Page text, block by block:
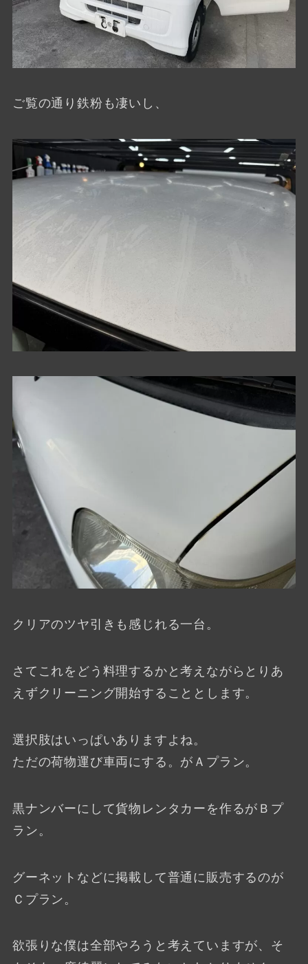
ご覧の通り鉄粉も凄いし、
クリアのツヤ引きも感じれる一台。
さてこれをどう料理するかと考えながらとりあ
えずクリーニング開始することとします。
選択肢はいっぱいありますよね。
ただの荷物運び車両にする。がＡプラン。
黒ナンバーにして貨物レンタカーを作るがＢプ
ラン。
グーネットなどに掲載して普通に販売するのが
Ｃプラン。
欲張りな僕は全部やろうと考えていますが、そ